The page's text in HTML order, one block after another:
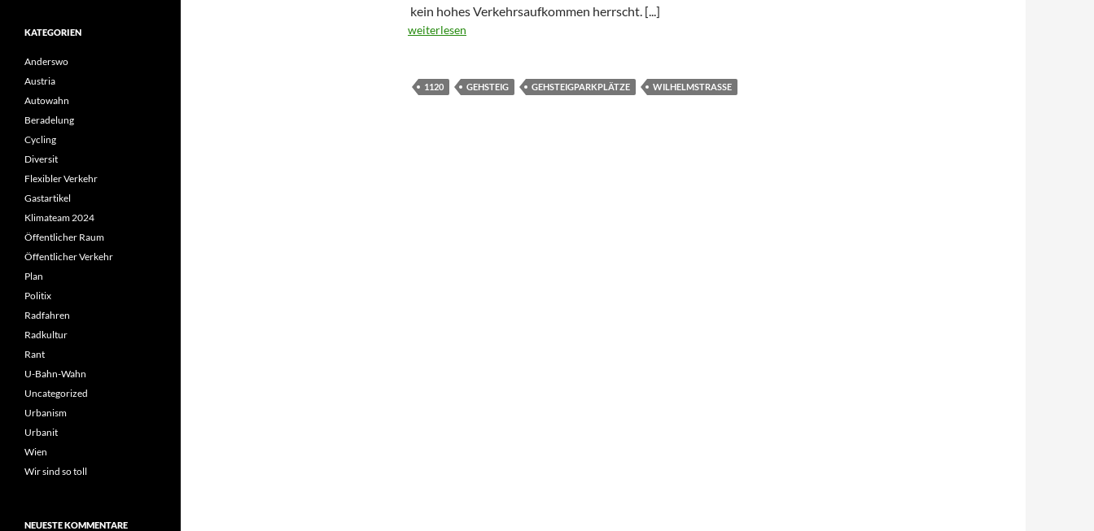
kein hohes Verkehrsaufkommen herrscht. [...]
weiterlesen
1120 GEHSTEIG GEHSTEIGPARKPLÄTZE WILHELMSTRASSE
KATEGORIEN
Anderswo
Austria
Autowahn
Beradelung
Cycling
Diversit
Flexibler Verkehr
Gastartikel
Klimateam 2024
Öffentlicher Raum
Öffentlicher Verkehr
Plan
Politix
Radfahren
Radkultur
Rant
U-Bahn-Wahn
Uncategorized
Urbanism
Urbanit
Wien
Wir sind so toll
NEUESTE KOMMENTARE